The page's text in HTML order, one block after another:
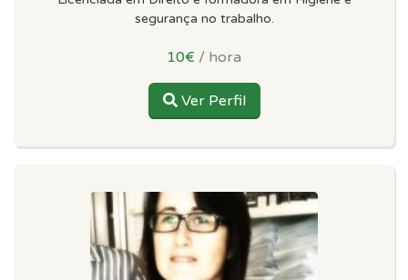
segurança no trabalho.
10€ / hora
Ver Perfil